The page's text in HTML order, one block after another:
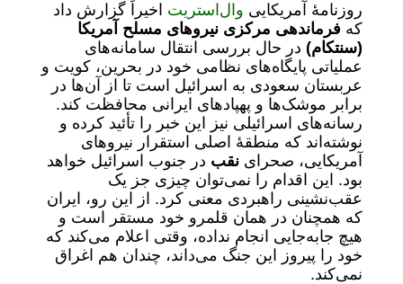
روزنامۀ آمریکایی وال‌استریت اخیراً گزارش داد
که فرماندهی مرکزی نیروهای مسلح آمریکا
(سنتکام) در حال بررسی انتقال سامانه‌های
عملیاتی پایگاه‌های نظامی خود در بحرین، کویت و
عربستان سعودی به اسرائیل است تا از آن‌ها در
برابر موشک‌ها و پهپادهای ایرانی محافظت کند.
رسانه‌های اسرائیلی نیز این خبر را تأئید کرده و
نوشته‌اند که منطقۀ اصلی استقرار نیروهای
آمریکایی، صحرای نقب در جنوب اسرائیل خواهد
بود. این اقدام را نمی‌توان چیزی جز یک
عقب‌نشینی راهبردی معنی کرد. از این رو، ایران
که همچنان در همان قلمرو خود مستقر است و
هیچ جابه‌جایی‌ انجام نداده، وقتی اعلام می‌کند که
خود را پیروز این جنگ می‌داند، چندان هم اغراق
نمی‌کند.